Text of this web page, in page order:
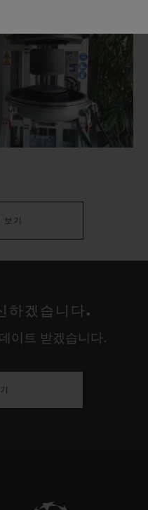
기
하겠습니다.
이트 받겠습니다.